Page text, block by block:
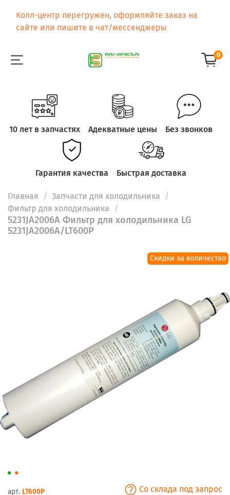
Колл-центр перегружен, оформляйте заказ на
сайте или пишите в чат/мессенджеры
0
10 лет в запчастях Адекватные цены Без звонков
Гарантия качества Быстрая доставка
Главная
Запчасти для холодильника
Фильтр для холодильника
5231JA2006A Фильтр для холодильника LG
5231JA2006A/LT600P
Скидки за количество
арт. LT600P Со склада под запрос